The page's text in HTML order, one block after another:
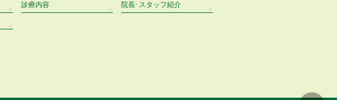
診療内容
院長･スタッフ紹介